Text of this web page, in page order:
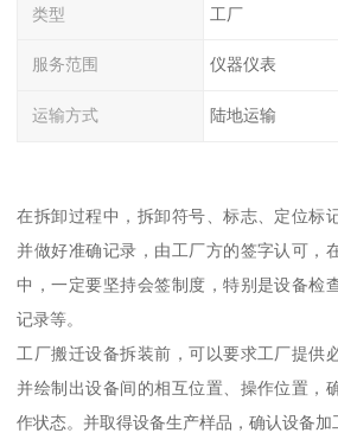
类型 工厂
服务范围 仪器仪表
运输方式 陆地运输
在拆卸过程中，拆卸符号、标志、定位标
并做好准确记录，由工厂方的签字认可，
中，一定要坚持会签制度，特别是设备检
记录等。
工厂搬迁设备拆装前，可以要求工厂提供
并绘制出设备间的相互位置、操作位置，
作状态。并取得设备生产样品，确认设备加